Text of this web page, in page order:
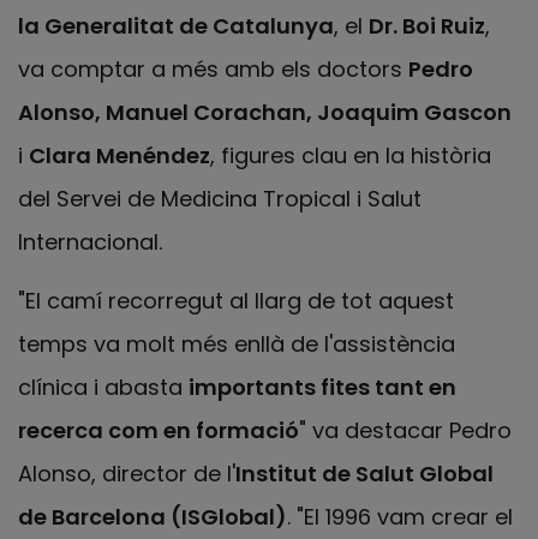
la Generalitat de Catalunya, el Dr. Boi Ruiz,
va comptar a més amb els doctors Pedro
Alonso, Manuel Corachan, Joaquim Gascon
i Clara Menéndez, figures clau en la història
del Servei de Medicina Tropical i Salut
Internacional.
"El camí recorregut al llarg de tot aquest
temps va molt més enllà de l'assistència
clínica i abasta importants fites tant en
recerca com en formació" va destacar Pedro
Alonso, director de l'Institut de Salut Global
de Barcelona (ISGlobal). "El 1996 vam crear el